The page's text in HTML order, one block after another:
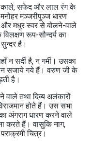
काले, सफेद और लाल रंग के
मञ्जरीपुञ्ज धारण
मधुर स्वर से बोलने-वाले
रूप-सौन्दर्य का
है।
न सर्दी है, न गर्मी। उसका
सजाये गये हैं। वरुण जी के
है।
वाले तथा दिव्य अलंकारों
होते हैं। उस सभा
का अंगराग धारण करने वाले
करते हैं। वासुकि नाग,
चित्र।